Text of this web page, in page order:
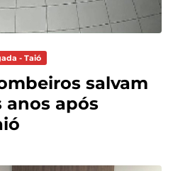
- Taió
salvam
anos após